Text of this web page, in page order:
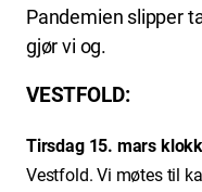
Pandemien slipper
gjør vi og.
VESTFOLD:
Tirsdag 15. mars
Vestfold. Vi møtes til